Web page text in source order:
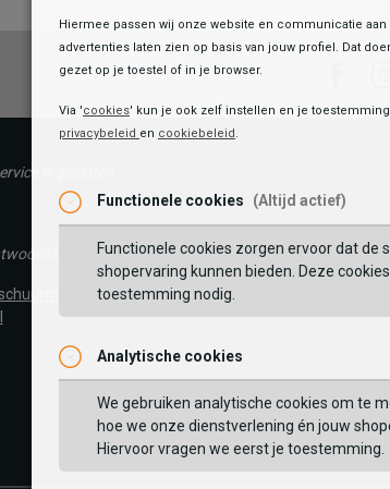
is gesloten
binnen 24 uur
Hiermee passen wij onze website en communicatie
advertenties laten zien op basis van jouw profiel. Dat
gezet op je toestel of in je browser.
Via 'cookies' kun je ook zelf instellen en je
privacybeleid en cookiebeleid .
Functionele cookies (Altijd actief)
Functionele cookies zorgen ervoor dat de
shopervaring kunnen bieden. Deze
toestemming nodig.
Analytische cookies
We gebruiken analytische cookies om te
hoe we onze dienstverlening én jouw
Hiervoor vragen we eerst je toestemming.